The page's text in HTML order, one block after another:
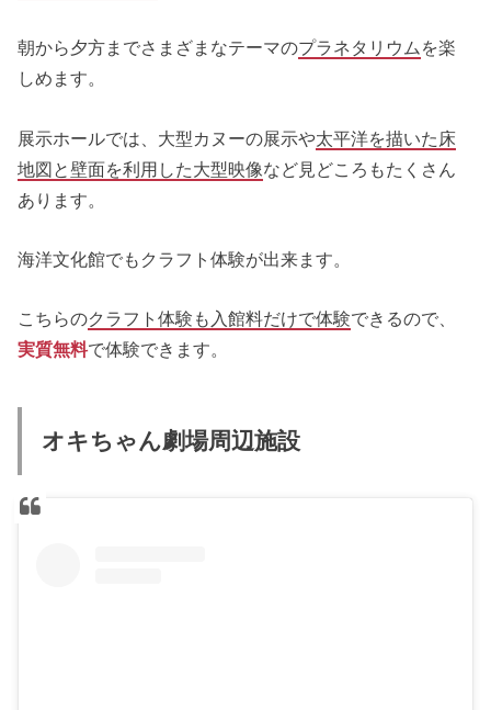
朝から夕方までさまざまなテーマのプラネタリウム を楽
しめます。
展示ホールでは、大型カヌーの展示や太平洋を描いた床
地図と壁面を利用した大型映像など見どころもたくさん
あります。
海洋文化館でもクラフト体験が出来ます。
こちらのクラフト体験も入館料だけで体験できるので、
実質無料で体験できます。
オキちゃん劇場周辺施設